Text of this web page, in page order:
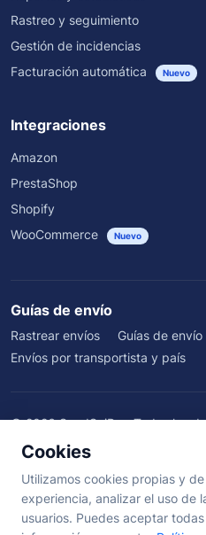
Cookies
Utilizamos cookies propias y
experiencia, analizar el uso de
usuarios. Puedes aceptar
Rastreo y seguimiento
Gestión de incidencias
Facturación automática
Nuevo
Integraciones
Amazon
PrestaShop
Shopify
WooCommerce
Nuevo
Guías de envío
Rastrear envíos Guías de envío
Envíos por transportista y país
©2026SendSeiPro. Todos los
Quiénes somos
Términos·Privacidad